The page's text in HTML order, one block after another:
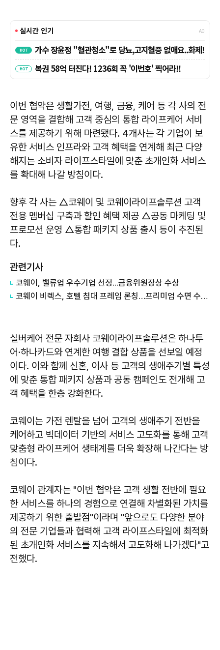
이번 협약은 생활가전, 여행, 금융, 케어 등 각 사의 전
문 영역을 결합해 고객 중심의 통합 라이프케어 서비
스를 제공하기 위해 마련됐다. 4개사는 각 기업이 보
유한 서비스 인프라와 고객 혜택을 연계해 최근 다양
해지는 소비자 라이프스타일에 맞춘 초개인화 서비스
를 확대해 나갈 방침이다.
향후 각 사는 △코웨이 및 코웨이라이프솔루션 고객
전용 멤버십 구축과 할인 혜택 제공 △공동 마케팅 및
프로모션 운영 △통합 패키지 상품 출시 등이 추진된
다.
관련기사
코웨이, 밸류업 우수기업 선정...금융위원장상 수상
코웨이 비렉스, 호텔 침대 프레임 론칭…프리미엄 수면 수요 공략
실버케어 전문 자회사 코웨이라이프솔루션은 하나투
어·하나카드와 연계한 여행 결합 상품을 선보일 예정
이다. 이와 함께 신혼, 이사 등 고객의 생애주기별 특성
에 맞춘 통합 패키지 상품과 공동 캠페인도 전개해 고
객 혜택을 한층 강화한다.
코웨이는 가전 렌탈을 넘어 고객의 생애주기 전반을
케어하고 빅데이터 기반의 서비스 고도화를 통해 고객
맞춤형 라이프케어 생태계를 더욱 확장해 나간다는 방
침이다.
코웨이 관계자는 "이번 협약은 고객 생활 전반에 필요
한 서비스를 하나의 경험으로 연결해 차별화된 가치를
제공하기 위한 출발점"이라며 "앞으로도 다양한 분야
의 전문 기업들과 협력해 고객 라이프스타일에 최적화
된 초개인화 서비스를 지속해서 고도화해 나가겠다"고
전했다.